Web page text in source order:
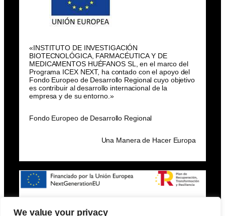
We value your privacy
«INSTITUTO DE INVESTIGACIÓN
BIOTECNOLÓGICA, FARMACÉUTICA Y DE
MEDICAMENTOS HUÉFANOS SL, en el marco del
Programa ICEX NEXT, ha contado con el apoyo del
Fondo Europeo de Desarrollo Regional cuyo objetivo
es contribuir al desarrollo internacional de la
empresa y de su entorno.»
Fondo Europeo de Desarrollo Regional
Una Manera de Hacer Europa